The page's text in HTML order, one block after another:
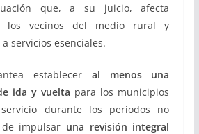
que, a su juicio, afecta
los vecinos del medio rural y
servicios esenciales.
establecer al menos una
ida y vuelta para los municipios
durante los periodos no
impulsar una revisión integral